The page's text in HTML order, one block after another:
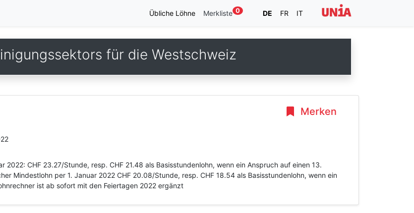
Übliche Löhne Merkliste 0 DE FR IT
für die Westschweiz
Merken
2022: CHF 23.27/Stunde, resp. CHF 21.48 als Basisstundenlohn, wenn ein Anspruch auf einen 13.
Mindestlohn per 1. Januar 2022 CHF 20.08/Stunde, resp. CHF 18.54 als Basisstundenlohn, wenn ein
ist ab sofort mit den Feiertagen 2022 ergänzt